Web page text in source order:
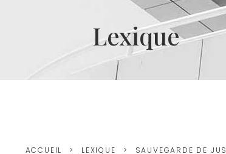
Lexique
ACCUEIL LEXIQUE SAUVEGARDE DE